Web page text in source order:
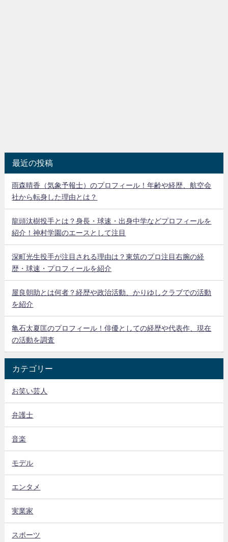
最近の投稿
雨森晴香（気象予報士）のプロフィール！年齢や経歴、航空会
社から転身した理由とは？
龍頭汰樹投手とは？身長・球速・出身中学などプロフィールを
紹介！神村学園のエースとして注目
深町光生投手が注目される理由は？東筑のプロ注目右腕の経
歴・球速・プロフィールを紹介
屋良朝助とは何者？経歴や政治活動、かりゆしクラブでの活動
を紹介
亀石太夏匡のプロフィール！俳優としての経歴や代表作、現在
の活動を調査
カテゴリー
お笑い芸人
弁護士
音楽
モデル
エンタメ
実業家
スポーツ